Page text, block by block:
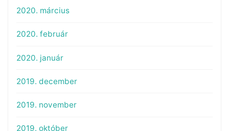
2020. március
2020. február
2020. január
2019. december
2019. november
2019. október